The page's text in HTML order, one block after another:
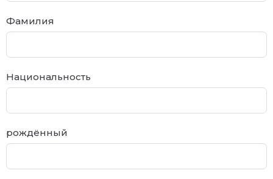
Фамилия
Национальность
рождённый